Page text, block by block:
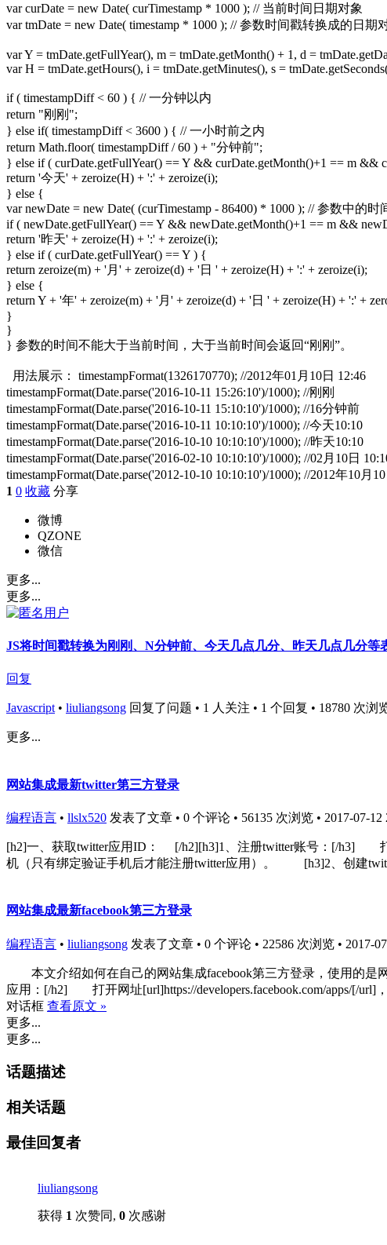
var curDate = new Date( curTimestamp * 1000 ); // 当前时间日期对象
var tmDate = new Date( timestamp * 1000 ); // 参数时间戳转换成的日期
var Y = tmDate.getFullYear(), m = tmDate.getMonth() + 1, d =
var H = tmDate.getHours(), i = tmDate.getMinutes(), s =
if ( timestampDiff < 60 ) { // 一分钟以内
return "刚刚";
} else if( timestampDiff < 3600 ) { // 一小时前之内
return Math.floor( timestampDiff / 60 ) + "分钟前";
} else if ( curDate.getFullYear() == Y && curDate.getMonth()+1 == m &&
return '今天' + zeroize(H) + ':' + zeroize(i);
} else {
var newDate = new Date( (curTimestamp - 86400) * 1000 ); // 参数中的
if ( newDate.getFullYear() == Y && newDate.getMonth()+1 == m &&
return '昨天' + zeroize(H) + ':' + zeroize(i);
} else if ( curDate.getFullYear() == Y ) {
return zeroize(m) + '月' + zeroize(d) + '日 ' + zeroize(H) + ':' + zeroize(i);
} else {
return Y + '年' + zeroize(m) + '月' + zeroize(d) + '日 ' + zeroize(H) + ':' +
}
}
} 参数的时间不能大于当前时间，大于当前时间会返回“刚刚”。
用法展示： timestampFormat(1326170770); //2012年01月10日 12:46
timestampFormat(Date.parse('2016-10-11 15:26:10')/1000); //刚刚
timestampFormat(Date.parse('2016-10-11 15:10:10')/1000); //16分钟前
timestampFormat(Date.parse('2016-10-11 10:10:10')/1000); //今天10:10
timestampFormat(Date.parse('2016-10-10 10:10:10')/1000); //昨天10:10
timestampFormat(Date.parse('2016-02-10 10:10:10')/1000); //02月10日
timestampFormat(Date.parse('2012-10-10 10:10:10')/1000); //2012年10月
1 0 收藏 分享
微博
QZONE
微信
更多...
更多...
JS将时间戳转换为刚刚、N分钟前、今天几点几分、昨天几点几分等
回复
Javascript• liuliangsong 回复了问题 • 1 人关注 • 1 个回复 • 18780 次浏
更多...
网站集成最新twitter第三方登录
编程语言 • llslx520 发表了文章 • 0 个评论 • 56135 次浏览 • 2017-07-12
[h2]一、获取twitter应用ID： [/h2][h3]1、注册twitter账号：[/h3] 打
机（只有绑定验证手机后才能注册twitter应用）。 [h3]2、创建
网站集成最新facebook第三方登录
编程语言 • liuliangsong 发表了文章 • 0 个评论 • 22586 次浏览 • 2017-
本文介绍如何在自己的网站集成facebook第三方登录，使用的是
应用：[/h2] 打开网址[url]https://developers.facebook.com/apps/[/
对话框 查看原文 »
更多...
更多...
话题描述
相关话题
最佳回复者
liuliangsong
获得 1 次赞同, 0 次感谢